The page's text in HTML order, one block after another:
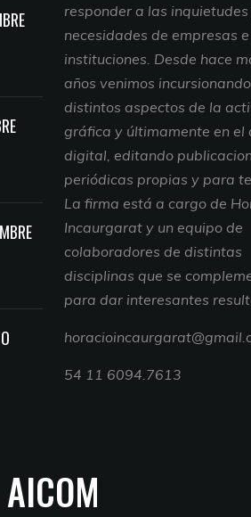
responder a las
necesidades de empresas e
instituciones. Desde hace
años venimos
distintos aspectos de la
gráfica y últimamente en el
digital, editando
periódicas propias y para
La firma está a cargo de
Incaurgarat y un equipo de
colaboradores de distintas
disciplinas que se
para dar interesantes
54 11 6094.7613
AICOM